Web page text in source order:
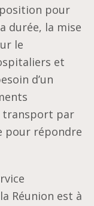
pour
durée, la mise
le
et
d’un
transport par
pour répondre
Réunion est à